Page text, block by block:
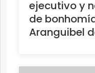
ejecutivo y
de
Aranguibel